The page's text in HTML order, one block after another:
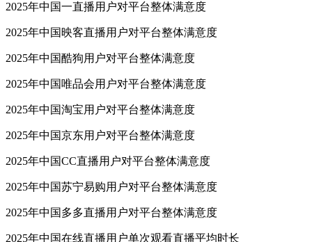
2025年中国一直播用户对平台整体满意度
2025年中国映客直播用户对平台整体满意度
2025年中国酷狗用户对平台整体满意度
2025年中国唯品会用户对平台整体满意度
2025年中国淘宝用户对平台整体满意度
2025年中国京东用户对平台整体满意度
2025年中国CC直播用户对平台整体满意度
2025年中国苏宁易购用户对平台整体满意度
2025年中国多多直播用户对平台整体满意度
2025年中国在线直播用户单次观看直播平均时长